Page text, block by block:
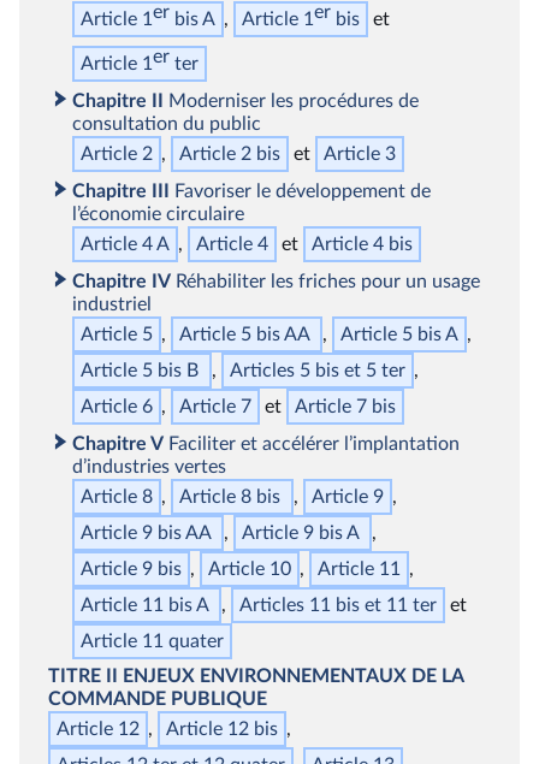
Article 1er bisA Article 1er bis
Article 1 er ter
Chapitre II
Moderniser les procédures de
consultation du public
Article 2
Article 2 bis
Article 3
Chapitre III
Favoriser le développement de
l’économie circulaire
Article 4 A
Article 4 Article 4 bis
Chapitre IV Réhabiliter les friches pour un usage
industriel
Article 5
Article 5 bisAA Article 5 bisA
Article 5 bis B Articles 5 bis et 5 ter
Article 6
Article 7 Article 7 bis
Chapitre V Faciliter et accélérer l’implantation
d’industries vertes
Article 8
Article 8 bis
Article 9
Article 9 bisAA Article 9 bisA
Article 9 bis Article 10
Article 11
Article 11
bisA Articles 11 bis et 11 ter
Article 11 quater
TITRE II
ENJEUX ENVIRONNEMENTAUX DE LA
COMMANDE PUBLIQUE
Article 12
Article 12 bis